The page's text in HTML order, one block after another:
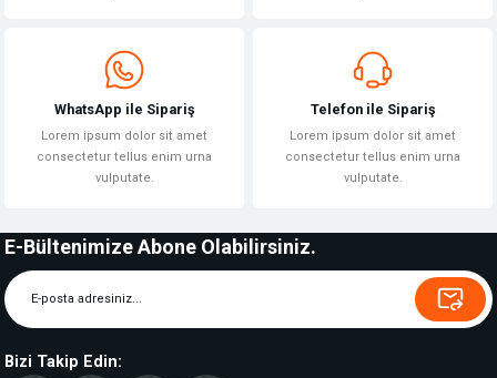
WhatsApp ile Sipariş
Lorem ipsum dolor sit amet
consectetur tellus enim urna
vulputate.
Telefon ile Sipariş
Lorem ipsum dolor sit amet
consectetur tellus enim urna
vulputate.
E-Bültenimize Abone Olabilirsiniz.
Bizi Takip Edin: